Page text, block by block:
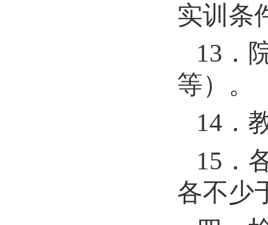
实训条
13 ．
等）。
14 ．
15 ．
各不少